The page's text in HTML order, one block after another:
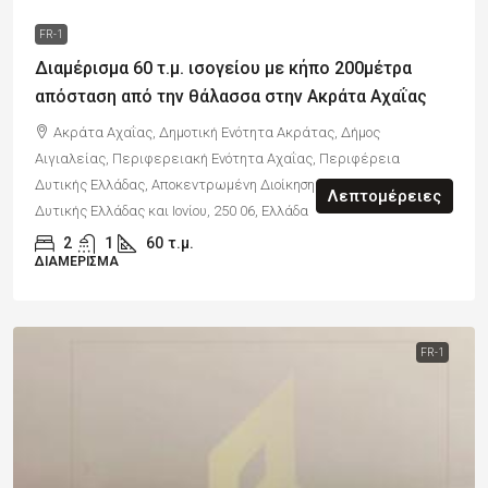
FR-1
Διαμέρισμα 60 τ.μ. ισογείου με κήπο 200μέτρα
απόσταση από την θάλασσα στην Ακράτα Αχαΐας
Ακράτα Αχαΐας, Δημοτική Ενότητα Ακράτας, Δήμος
Αιγιαλείας, Περιφερειακή Ενότητα Αχαΐας, Περιφέρεια
Δυτικής Ελλάδας, Αποκεντρωμένη Διοίκηση Πελοποννήσου,
Δυτικής Ελλάδας και Ιονίου, 250 06, Ελλάδα
2 1 60 τ.μ.
ΔΙΑΜΈΡΙΣΜΑ
Λεπτομέρειες
FR-1